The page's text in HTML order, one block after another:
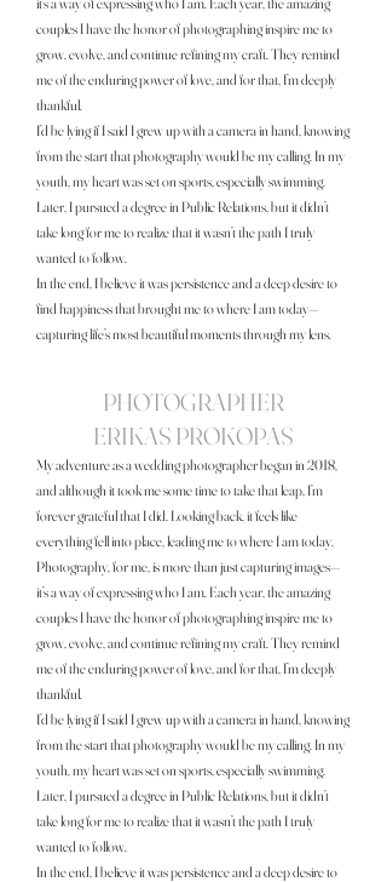
couples I have the honor of photographing inspire me to
grow, evolve, and continue refining my craft. They remind
me of the enduring power of love, and for that, I’m deeply
thankful.
I’d be lying if I said I grew up with a camera in hand, knowing
from the start that photography would be my calling. In my
youth, my heart was set on sports, especially swimming.
Later, I pursued a degree in Public Relations, but it didn’t
take long for me to realize that it wasn’t the path I truly
wanted to follow.
In the end, I believe it was persistence and a deep desire to
find happiness that brought me to where I am today—
capturing life’s most beautiful moments through my lens.
PHOTOGRAPHER
ERIKAS PROKOPAS
My adventure as a wedding photographer began in 2018,
and although it took me some time to take that leap, I’m
forever grateful that I did. Looking back, it feels like
everything fell into place, leading me to where I am today.
Photography, for me, is more than just capturing images—
it’s a way of expressing who I am. Each year, the amazing
couples I have the honor of photographing inspire me to
grow, evolve, and continue refining my craft. They remind
me of the enduring power of love, and for that, I’m deeply
thankful.
I’d be lying if I said I grew up with a camera in hand, knowing
from the start that photography would be my calling. In my
youth, my heart was set on sports, especially swimming.
Later, I pursued a degree in Public Relations, but it didn’t
take long for me to realize that it wasn’t the path I truly
wanted to follow.
In the end, I believe it was persistence and a deep desire to